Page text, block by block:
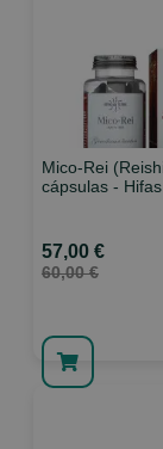
Mico-Rei
cápsulas -
57,00 €
60,00 €